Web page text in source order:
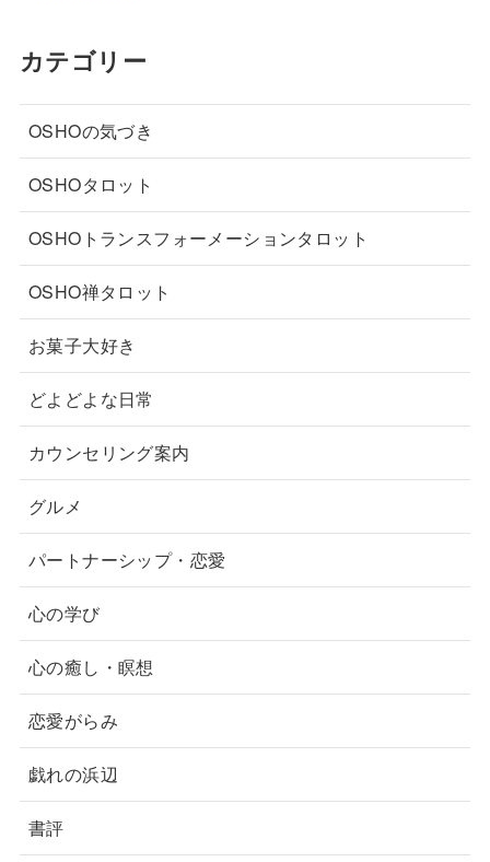
カテゴリー
OSHOの気づき
OSHOタロット
OSHOトランスフォーメーションタロット
OSHO禅タロット
お菓子大好き
どよどよな日常
カウンセリング案内
グルメ
パートナーシップ・恋愛
心の学び
心の癒し・瞑想
恋愛がらみ
戯れの浜辺
書評